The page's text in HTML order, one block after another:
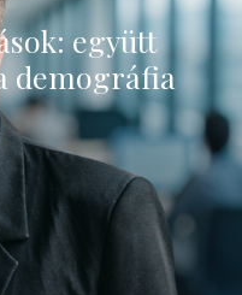
együtt
demográfia